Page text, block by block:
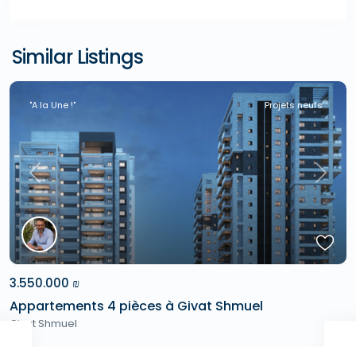
Similar Listings
Previous Next
"A la Une !" Projets neufs
3.550.000 ₪
Appartements 4 pièces à Givat Shmuel
Givat Shmuel